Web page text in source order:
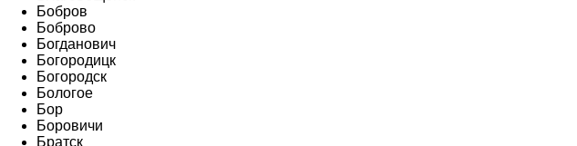
Бобров
Боброво
Богданович
Богородицк
Богородск
Бологое
Бор
Боровичи
Братск